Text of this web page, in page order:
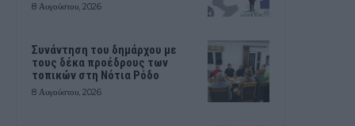
8 Αυγούστου, 2026
Συνάντηση του δημάρχου με
τους δέκα προέδρους των
τοπικών στη Νότια Ρόδο
8 Αυγούστου, 2026